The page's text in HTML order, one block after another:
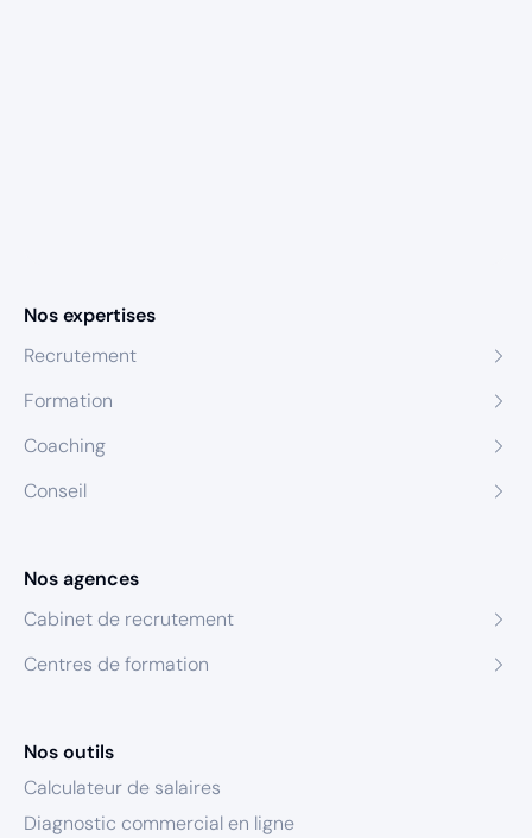
Nos expertises
Recrutement
Formation
Coaching
Conseil
Nos agences
Cabinet de recrutement
Centres de formation
Nos outils
Calculateur de salaires
Diagnostic commercial en ligne